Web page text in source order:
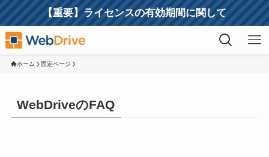
【重要】ライセンスの有効期間に関して
ホーム 固定ページ
WebDriveのFAQ